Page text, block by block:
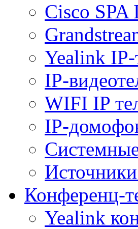
Cisco SPA
Yealink
IP-
WIFI IP
IP-
Конференц-
Yealink